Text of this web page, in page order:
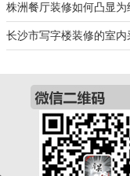
株洲餐厅装修如何凸显为
长沙市写字楼装修的室内